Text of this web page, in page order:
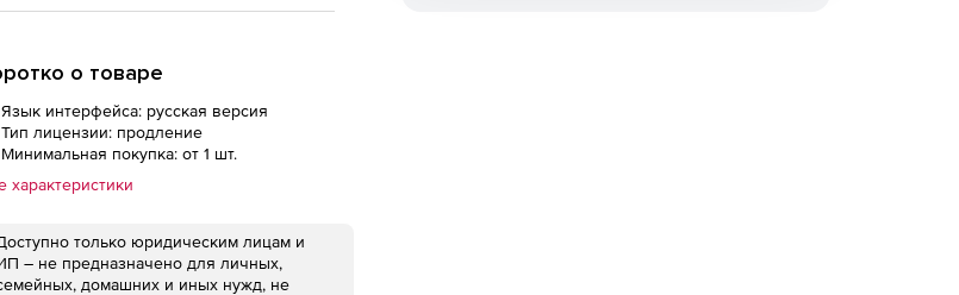
о товаре
Язык интерфейса: русская версия
Тип лицензии: продление
Минимальная покупка: от 1 шт.
характеристики
только юридическим лицам и
– не предназначено для личных,
домашних и иных нужд, не